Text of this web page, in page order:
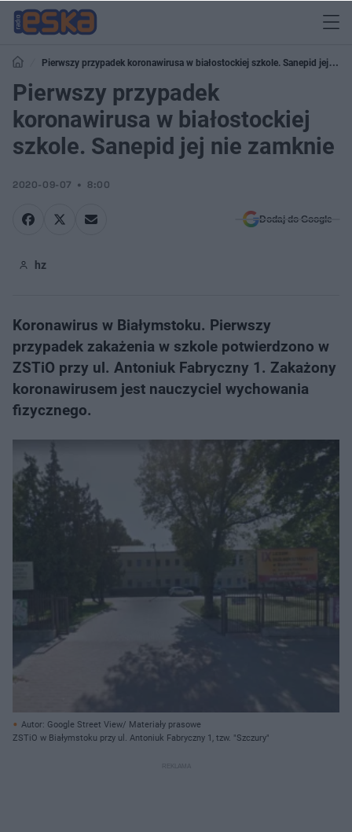
Pierwszy przypadek koronawirusa w białostockiej szkole. Sanepid jej nie
zamknie
Pierwszy przypadek
koronawirusa w białostockiej
szkole. Sanepid jej nie zamknie
2020-09-07 8:00
Dodaj do Google
hz
Koronawirus w Białymstoku. Pierwszy
przypadek zakażenia w szkole potwierdzono w
ZSTiO przy ul. Antoniuk Fabryczny 1. Zakażony
koronawirusem jest nauczyciel wychowania
fizycznego.
Autor: Google Street View/ Materiały prasowe
ZSTiO w Białymstoku przy ul. Antoniuk Fabryczny 1, tzw. "Szczury"